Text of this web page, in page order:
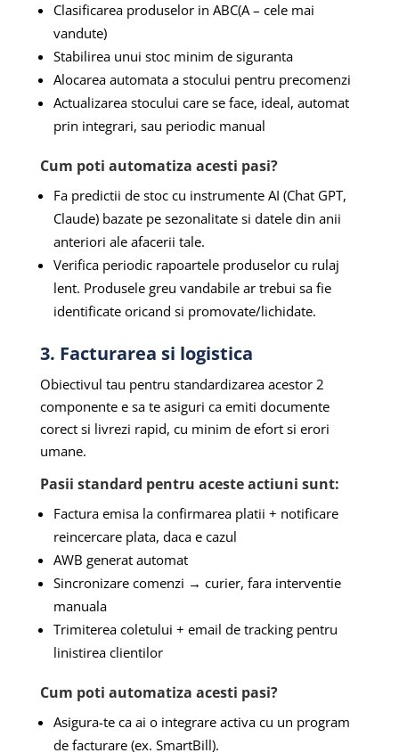
Clasificarea produselor in ABC(A – cele mai
vandute)
Stabilirea unui stoc minim de siguranta
Alocarea automata a stocului pentru precomenzi
Actualizarea stocului care se face, ideal, automat
prin integrari, sau periodic manual
Cum poti automatiza acesti pasi?
Fa predictii de stoc cu instrumente AI (Chat GPT,
Claude) bazate pe sezonalitate si datele din anii
anteriori ale afacerii tale.
Verifica periodic rapoartele produselor cu rulaj
lent. Produsele greu vandabile ar trebui sa fie
identificate oricand si promovate/lichidate.
3. Facturarea si logistica
Obiectivul tau pentru standardizarea acestor 2
componente e sa te asiguri ca emiti documente
corect si livrezi rapid, cu minim de efort si erori
umane.
Pasii standard pentru aceste actiuni sunt:
Factura emisa la confirmarea platii + notificare
reincercare plata, daca e cazul
AWB generat automat
Sincronizare comenzi → curier, fara interventie
manuala
Trimiterea coletului + email de tracking pentru
linistirea clientilor
Cum poti automatiza acesti pasi?
Asigura-te ca ai o integrare activa cu un program
de facturare (ex. SmartBill).